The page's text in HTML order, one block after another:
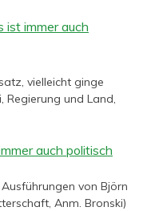
ist immer auch
vielleicht ginge
Regierung und Land,
auch politisch
von Björn
Anm. Bronski)